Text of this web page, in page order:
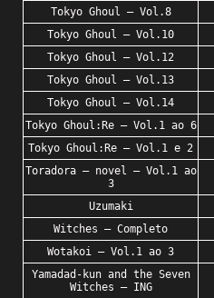
Tokyo Ghoul – Vol.8
Tokyo Ghoul – Vol.10
Tokyo Ghoul – Vol.12
Tokyo Ghoul – Vol.13
Tokyo Ghoul – Vol.14
Tokyo Ghoul:Re – Vol.1 ao 6
Tokyo Ghoul:Re – Vol.1 e 2
Toradora – novel – Vol.1 ao
3
Uzumaki
Witches – Completo
Wotakoi – Vol.1 ao 3
Yamadad-kun and the Seven
Witches – ING